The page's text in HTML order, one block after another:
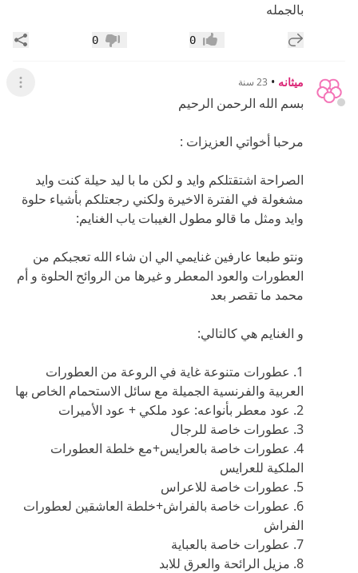
بالجمله
إضافة رد جديد إعجاب0 عدم إعجاب
0
ميثانه • 23 سنة عرض
بسم الله الرحمن الرحيم
مرحبا أخواتي العزيزات :
الصراحة اشتقتلكم وايد و لكن ما با ليد حيلة كنت وايد
مشغولة في الفترة الاخيرة ولكني رجعتلكم بأشياء حلوة
وايد ومثل ما قالو مطول الغيبات ياب الغنايم:
ونتو طبعا عارفين غنايمي الي ان شاء الله تعجبكم من
العطورات والعود المعطر و غيرها من الروائح الحلوة و أم
محمد ما تقصر بعد
و الغنايم هي كالتالي:
1. عطورات متنوعة غاية في الروعة من العطورات
العربية والفرنسية الجميلة مع سائل الاستحمام الخاص بها
2. عود معطر بأنواعه: عود ملكي + عود الأميرات
3. عطورات خاصة للرجال
4. عطورات خاصة بالعرايس+مع خلطة العطورات
الملكية للعرايس
5. عطورات خاصة للاعراس
6. عطورات خاصة بالفراش+خلطة العاشقين لعطورات
الفراش
7. عطورات خاصة بالعباية
8. مزيل الرائحة والعرق للابد